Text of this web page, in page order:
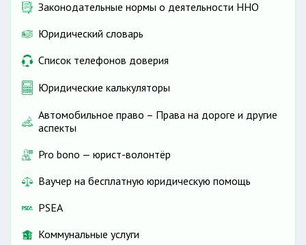
Законодательные нормы о деятельности ННО
Юридический словарь
Список телефонов доверия
Юридические калькуляторы
Автомобильное право – Права на дороге и другие
аспекты
Pro bono — юрист-волонтёр
Ваучер на бесплатную юридическую помощь
PSEA
Коммунальные услуги